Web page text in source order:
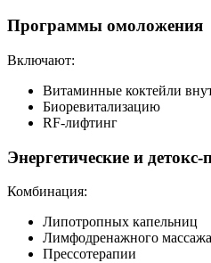
Программы омоложения
Включают:
Витаминные коктейли
Биоревитализацию
RF-лифтинг
Энергетические и
Комбинация:
Липотропных капельниц
Лимфодренажного массажа
Прессотерапии